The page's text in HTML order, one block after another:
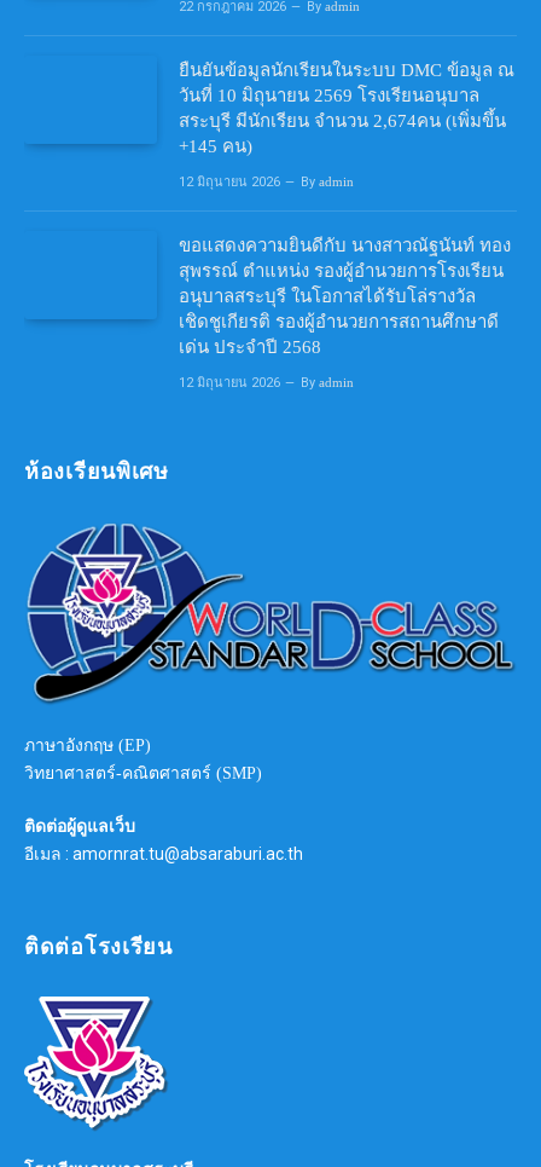
22 กรกฎาคม 2026 By admin
ยืนยันข้อมูลนักเรียนในระบบ DMC ข้อมูล ณ
วันที่ 10 มิถุนายน 2569 โรงเรียนอนุบาล
สระบุรี มีนักเรียน จำนวน 2,674คน (เพิ่มขึ้น
+145 คน)
12 มิถุนายน 2026 By admin
ขอแสดงความยินดีกับ นางสาวณัฐนันท์ ทอง
สุพรรณ์ ตำแหน่ง รองผู้อำนวยการโรงเรียน
อนุบาลสระบุรี ในโอกาสได้รับโล่รางวัล
เชิดชูเกียรติ รองผู้อำนวยการสถานศึกษาดี
เด่น ประจำปี 2568
12 มิถุนายน 2026 By admin
ห้องเรียนพิเศษ
ภาษาอังกฤษ (EP)
วิทยาศาสตร์-คณิตศาสตร์ (SMP)
ติดต่อผู้ดูแลเว็บ
อีเมล : amornrat.tu@absaraburi.ac.th
ติดต่อโรงเรียน